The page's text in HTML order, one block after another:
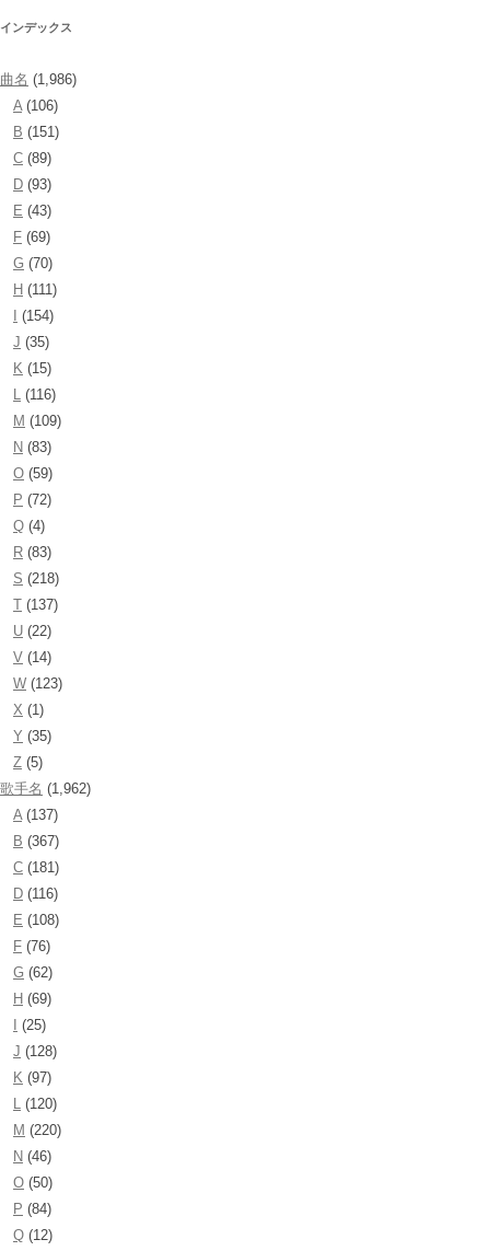
インデックス
曲名 (1,986)
A(106)
B (151)
C (89)
D (93)
E (43)
F (69)
G (70)
H (111)
(154)
J (35)
K (15)
L (116)
M (109)
N (83)
O (59)
P (72)
Q (4)
R (83)
S (218)
T (137)
U (22)
V (14)
W (123)
X (1)
Y (35)
Z (5)
歌手名 (1,962)
A(137)
B (367)
C (181)
D (116)
E (108)
F (76)
G (62)
H (69)
(25)
J (128)
K (97)
L (120)
M (220)
N (46)
O (50)
P (84)
Q (12)